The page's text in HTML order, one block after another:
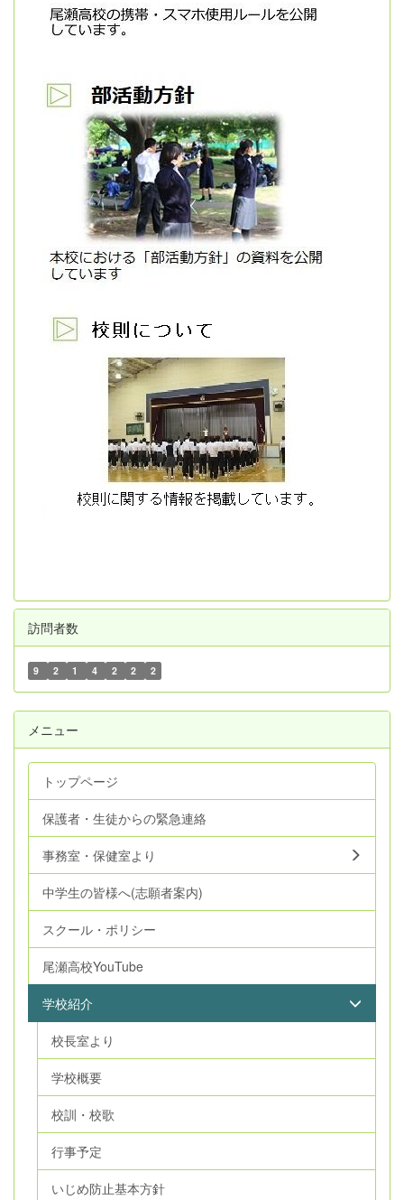
訪問者数
9 2 1 4 2 2 2
メニュー
トップページ
保護者・生徒からの緊急連絡
事務室・保健室より
中学生の皆様へ(志願者案内)
スクール・ポリシー
尾瀬高校YouTube
学校紹介
校長室より
学校概要
校訓・校歌
行事予定
いじめ防止基本方針